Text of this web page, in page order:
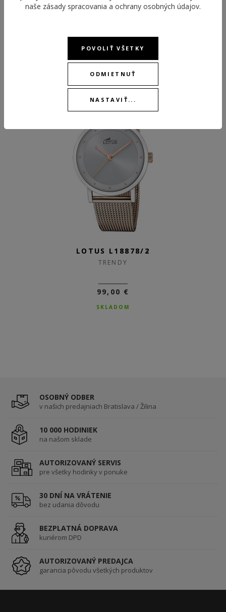
ODPORÚČANÉ PRODUKTY
LOTUS L18878/2
TRENDY
99,00 €
SKLADOM
OSOBNÝ ODBER
v našich predajniach Bratislava / Žilina
10 000 HODINIEK
na našom sklade
AUTORIZOVANÝ SERVIS
pre všetky hodinky v ponuke
30 DNÍ NA VRÁTENIE
bez udania dôvodu
BEZPLATNÁ DOPRAVA
kuriérom DPD
AUTORIZOVANÝ PREDAJCA
garancia pôvodu všetkých produktov
naše zásady spracovania a ochrany osobných údajov.
POVOLIŤ VŠETKY
ODMIETNUŤ
NASTAVIŤ...